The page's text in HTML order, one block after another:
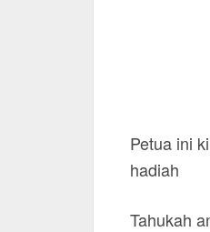
Petua ini
hadiah
Tahukah